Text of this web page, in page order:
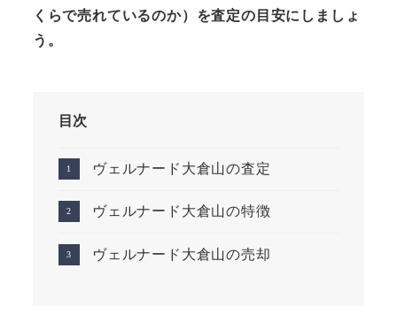
くらで売れているのか）を査定の目安にしましょ
う。
目次
ヴェルナード大倉山の査定
ヴェルナード大倉山の特徴
ヴェルナード大倉山の売却